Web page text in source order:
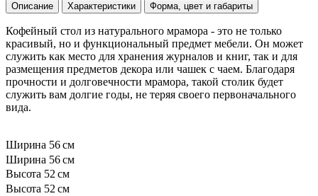
Описание Характеристики Форма, цвет и габариты
Кофейный стол из натурального мрамора - это не только
красивый, но и функциональный предмет мебели. Он может
служить как место для хранения журналов и книг, так и для
размещения предметов декора или чашек с чаем. Благодаря
прочности и долговечности мрамора, такой столик будет
служить вам долгие годы, не теряя своего первоначального
вида.
Ширина 56 см
Ширина 56 см
Высота 52 см
Высота 52 см